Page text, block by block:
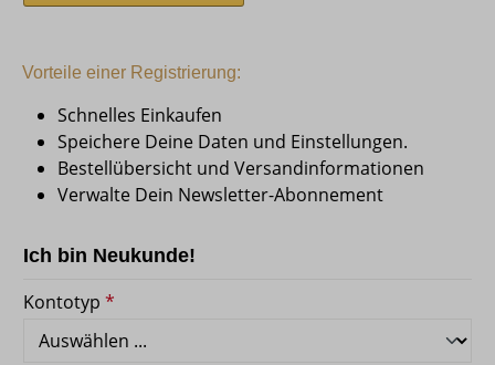
Vorteile einer Registrierung:
Schnelles Einkaufen
Speichere Deine Daten und Einstellungen.
Bestellübersicht und Versandinformationen
Verwalte Dein Newsletter-Abonnement
Ich bin Neukunde!
Persönliche Informationen
Kontotyp *